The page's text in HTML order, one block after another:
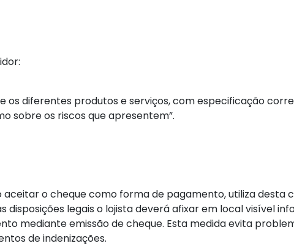
os diferentes produtos e serviços, com especificação
sobre os riscos que apresentem”.
o cheque como forma de pagamento, utiliza desta
disposições legais o lojista deverá afixar em local visível
mediante emissão de cheque. Esta medida evita
de indenizações.